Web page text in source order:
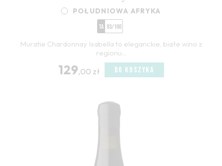
POŁUDNIOWA AFRYKA
TA 93/100
Muratie Chardonnay Isabella to eleganckie, białe wino z
regionu...
129,00 zł DO KOSZYKA